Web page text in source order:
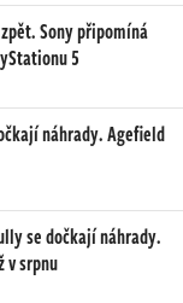
Sony připomíná
5
náhrady. Agefield
se dočkají náhrady.
v srpnu